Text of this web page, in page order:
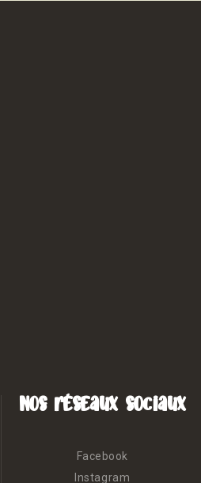
Nos réseaux sociaux
Facebook
Instagram